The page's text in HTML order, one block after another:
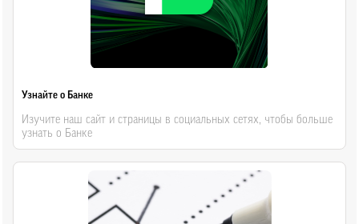
Узнайте о Банке
Изучите наш сайт и страницы в социальных сетях, чтобы больше
узнать о Банке